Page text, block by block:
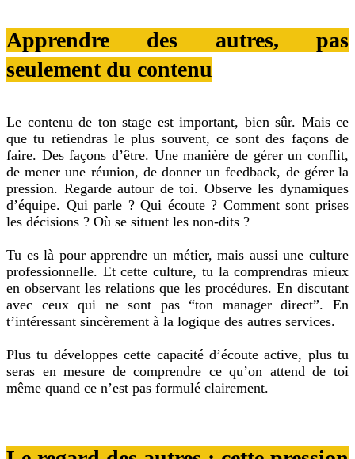
Apprendre des autres, pas
seulement du contenu
Le contenu de ton stage est important, bien sûr. Mais ce
que tu retiendras le plus souvent, ce sont des façons de
faire. Des façons d’être. Une manière de gérer un conflit,
de mener une réunion, de donner un feedback, de gérer la
pression. Regarde autour de toi. Observe les dynamiques
d’équipe. Qui parle ? Qui écoute ? Comment sont prises
les décisions ? Où se situent les non-dits ?
Tu es là pour apprendre un métier, mais aussi une culture
professionnelle. Et cette culture, tu la comprendras mieux
en observant les relations que les procédures. En discutant
avec ceux qui ne sont pas “ton manager direct”. En
t’intéressant sincèrement à la logique des autres services.
Plus tu développes cette capacité d’écoute active, plus tu
seras en mesure de comprendre ce qu’on attend de toi
même quand ce n’est pas formulé clairement.